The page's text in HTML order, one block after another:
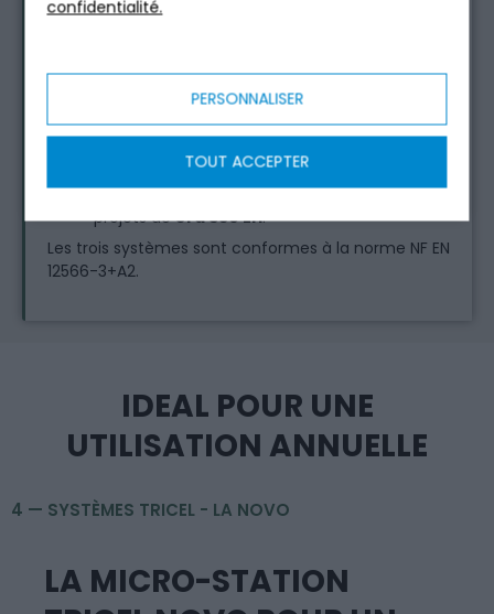
confidentialité.
PERSONNALISER
TOUT ACCEPTER
percolation sur fibres de coco pour les
en association avec une fosse toutes
eaux et ne consomme aucune énergie
pour le traitement.
culture fixée immergée (SAF —
Submerged Aerated Filter) pour les
projets de51 à 350 EH.
Les trois systèmes sont conformes à la norme NF EN
12566-3+A2.
IDEAL POUR UNE
UTILISATION ANNUELLE
4 — SYSTÈMES TRICEL - LA NOVO
LA MICRO-STATION